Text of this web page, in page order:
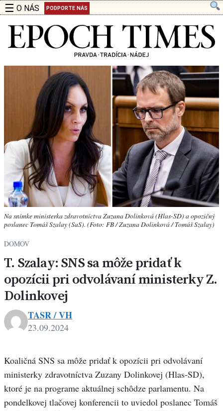
☰ O NÁS PODPORTE NÁS
Na snímke ministerka zdravotníctva Zuzana Dolinková (Hlas-SD) a opozičný
poslanec Tomáš Szalay (SaS). (Foto: FB / Zuzana Dolinková / Tomáš Szalay)
DOMOV
T. Szalay: SNS sa môže pridať k
opozícii pri odvolávaní ministerky Z.
Dolinkovej
TASR / VH
23.09.2024
Koaličná SNS sa môže pridať k opozícii pri odvolávaní
ministerky zdravotníctva Zuzany Dolinkovej (Hlas-SD),
ktoré je na programe aktuálnej schôdze parlamentu. Na
pondelkovej tlačovej konferencii to uviedol poslanec Tomáš